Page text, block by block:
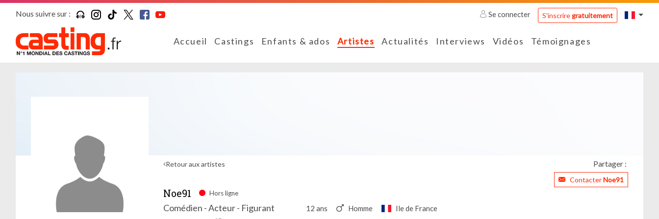
Nous suivre sur : Se connecter S'inscriregratuitement
Accueil Castings Enfants & ados Artistes Actualités Interviews Vidéos Témoignages
Retour aux artistes Partager :
ContacterNoe91
Noe91 Hors ligne
Comédien - Acteur - Figurant 12 ans Homme Ile de France